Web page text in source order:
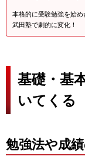
本格的に受験勉強を始め
武田塾で劇的に変化！
基礎・基
いてくる
勉強法や成